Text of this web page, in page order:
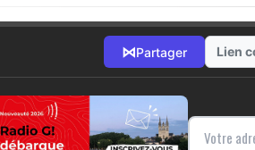
⋈Partager Lien